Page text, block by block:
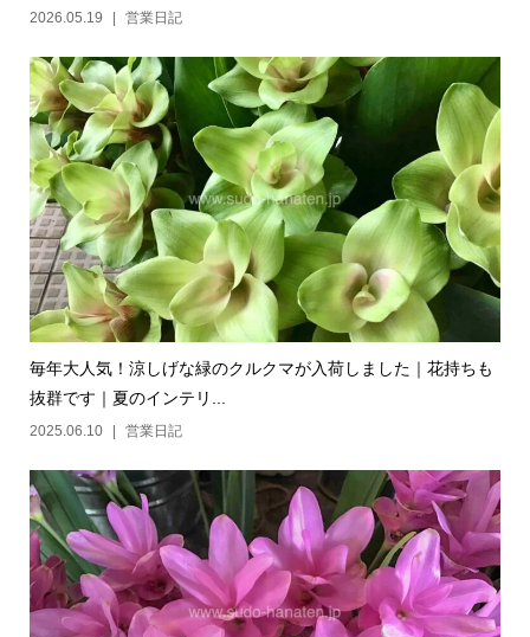
2026.05.19 営業日記
毎年大人気！涼しげな緑のクルクマが入荷しました｜花持ちも
抜群です｜夏のインテリ...
2025.06.10 営業日記